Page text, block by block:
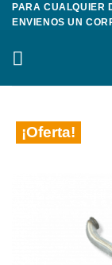
Saltar
contenido
PARA CUALQUIER
ENVIENOS UN
¡Oferta!